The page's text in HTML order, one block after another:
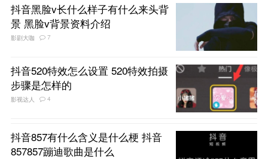
抖音黑脸v长什么样子有什么来头背
景 黑脸v背景资料介绍
影剧大咖 7
抖音520特效怎么设置 520特效拍摄
步骤是怎样的
影视达人 4
抖音857有什么含义是什么梗 抖音
857857蹦迪歌曲是什么